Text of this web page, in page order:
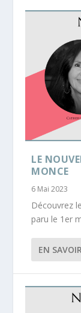
LE
MONCE
6 Mai 2023
Découvrez
paru le 1er
EN